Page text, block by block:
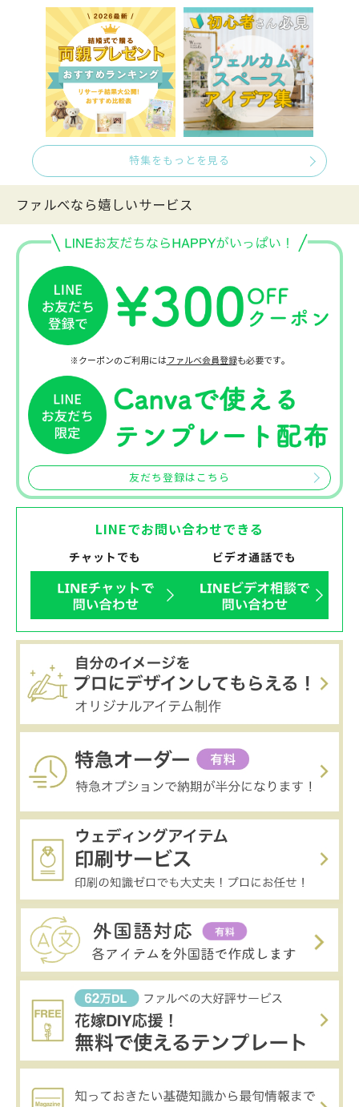
特集をもっとを見る
ファルべなら嬉しいサービス
※クーポンのご利用にはファルベ会員登録も必要です。
友だち登録はこちら
LINEでお問い合わせできる
チャットでも ビデオ通話でも